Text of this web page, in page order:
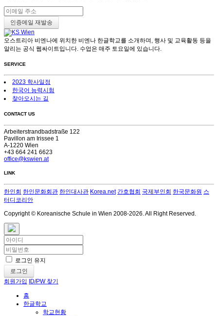
오스트리아 비엔나에 위치한 비엔나 한글학교를 소개하며, 행사 및 교육활동 등을
알리는 공식 웹싸이트입니다. 수업은 매주 토요일에 있습니다.
SERVICE
2023 학사일정
한국어 능력시험
찾아오시는 길
CONTACT US
Arbeiterstrandbadstraße 122
Pavillon am Irissee 1
A-1220 Wien
+43 664 241 6623
office@kswien.at
LINK
한인회 한인문화회관 한인대사관 Korea.net 간호협회 국제부인회 한국문화원 스
터디코리안
Copyright © Koreanische Schule in Wien 2008-2026. All Right Reserved.
로그인 유지
로그인
회원가입 ID/PW 찾기
홈
한글학교
학교현황